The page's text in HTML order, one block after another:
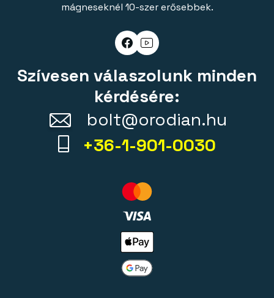
mágneseknél 10-szer erősebbek.
Szívesen válaszolunk minden
kérdésére:
bolt@orodian.hu
+36-1-901-0030